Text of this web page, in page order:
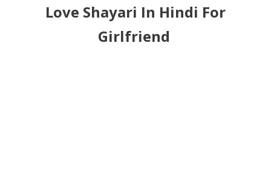
Love Shayari In Hindi For
Girlfriend